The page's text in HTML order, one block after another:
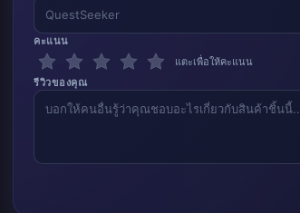
คะแนน
แตะเพื่อให้คะแนน
รีวิวของคุณ